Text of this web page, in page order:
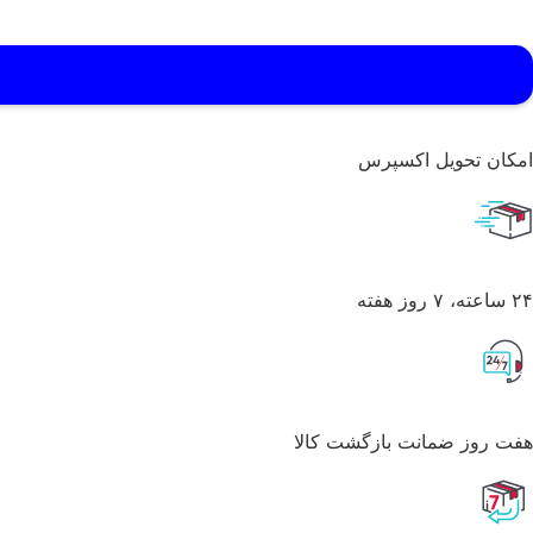
امکان تحویل اکسپرس
۲۴ ساعته، ۷ روز هفته
هفت روز ضمانت بازگشت کالا